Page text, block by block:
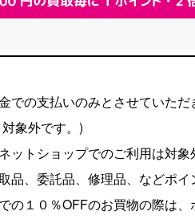
での支払いのみとさせていただ
象外です。)
ットショップでのご利用は対象
品、委託品、修理品、などポイ
の１０％OFFのお買物の際は